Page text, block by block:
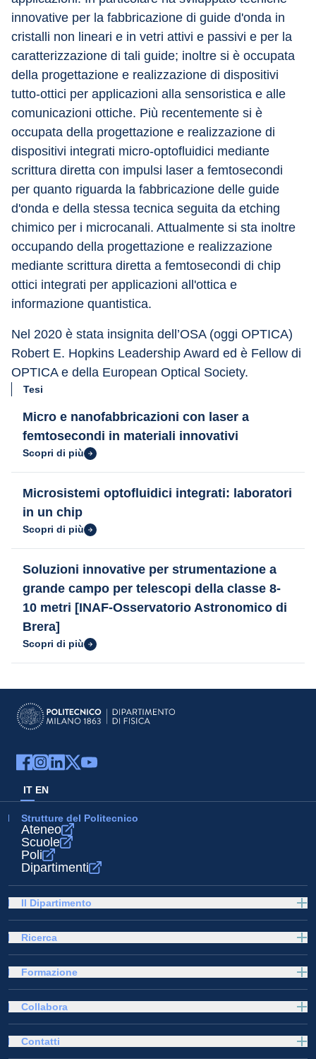
innovative per la fabbricazione di guide d'onda in
cristalli non lineari e in vetri attivi e passivi e per la
caratterizzazione di tali guide; inoltre si è occupata
della progettazione e realizzazione di dispositivi
tutto-ottici per applicazioni alla sensoristica e alle
comunicazioni ottiche. Più recentemente si è
occupata della progettazione e realizzazione di
dispositivi integrati micro-optofluidici mediante
scrittura diretta con impulsi laser a femtosecondi
per quanto riguarda la fabbricazione delle guide
d'onda e della stessa tecnica seguita da etching
chimico per i microcanali. Attualmente si sta inoltre
occupando della progettazione e realizzazione
mediante scrittura diretta a femtosecondi di chip
ottici integrati per applicazioni all'ottica e
informazione quantistica.
Nel 2020 è stata insignita dell’OSA (oggi OPTICA)
Robert E. Hopkins Leadership Award ed è Fellow di
OPTICA e della European Optical Society.
Tesi
Micro e nanofabbricazioni con laser a
femtosecondi in materiali innovativi
Scopri di più
Microsistemi optofluidici integrati: laboratori
in un chip
Scopri di più
Soluzioni innovative per strumentazione a
grande campo per telescopi della classe 8-
10 metri [INAF-Osservatorio Astronomico di
Brera]
Scopri di più
IT EN
Strutture del Politecnico
Ateneo
Scuole
Poli
Dipartimenti
Il Dipartimento
Ricerca
Formazione
Collabora
Contatti